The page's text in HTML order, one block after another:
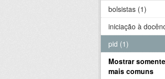
bolsistas (1)
iniciação à
pid (1)
Mostrar
mais comuns